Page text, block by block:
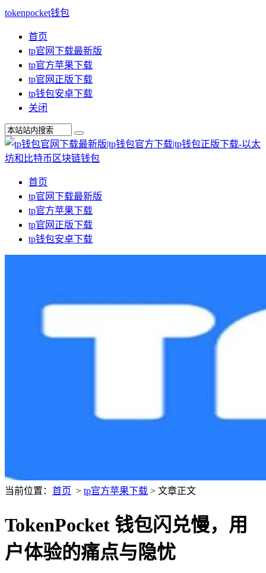
tokenpocket钱包
首页
tp官网下载最新版
tp官方苹果下载
tp官网正版下载
tp钱包安卓下载
关闭
首页
tp官网下载最新版
tp官方苹果下载
tp官网正版下载
tp钱包安卓下载
当前位置： 首页 > tp官方苹果下载 > 文章正文
TokenPocket 钱包闪兑慢，用
户体验的痛点与隐忧